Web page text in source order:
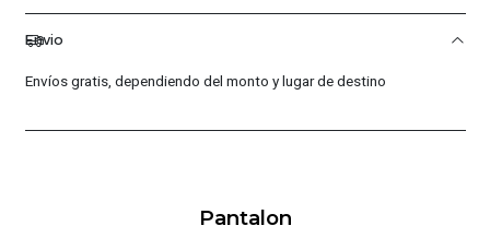
Envio
Envíos gratis, dependiendo del monto y lugar de destino
Pantalon